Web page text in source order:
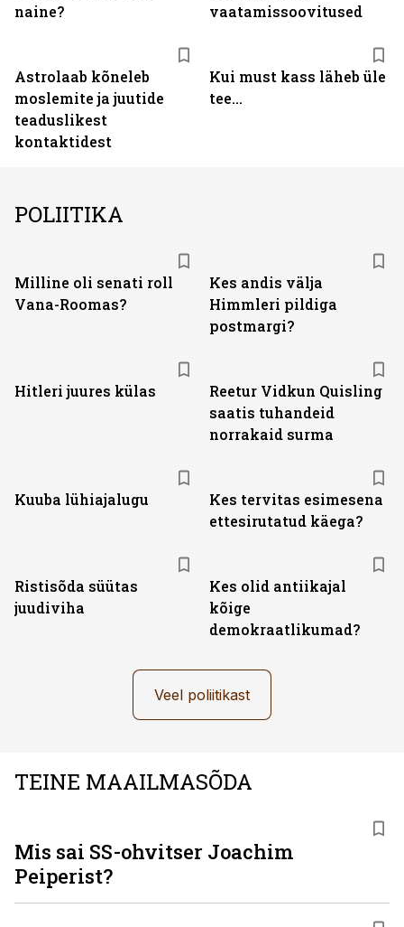
naine?
vaatamissoovitused
Astrolaab kõneleb
moslemite ja juutide
teaduslikest
kontaktidest
Kui must kass läheb üle
tee...
POLIITIKA
Milline oli senati roll
Vana-Roomas?
Kes andis välja
Himmleri pildiga
postmargi?
Hitleri juures külas
Reetur Vidkun Quisling
saatis tuhandeid
norrakaid surma
Kuuba lühiajalugu
Kes tervitas esimesena
ettesirutatud käega?
Ristisõda süütas
juudiviha
Kes olid antiikajal
kõige
demokraatlikumad?
Veel poliitikast
TEINE MAAILMASÕDA
Mis sai SS-ohvitser Joachim
Peiperist?